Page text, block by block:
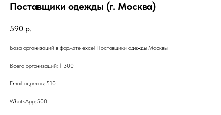
Поставщики одежды (г. Москва)
590 р.
База организаций в формате excel Поставщики одежды Москвы
Всего организаций: 1 300
Email адресов: 510
WhatsApp: 500